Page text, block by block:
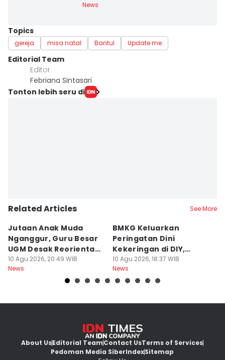
News
Topics
gereja misa natal Bantul Update me
Editorial Team
Editor
Febriana Sintasari
Tonton lebih seru di
Related Articles See More
Jutaan Anak Muda
Nganggur, Guru Besar
UGM Desak Reorientasi
Pendidikan
10 Agu 2026, 20:49 WIB
News
BMKG Keluarkan
Peringatan Dini
Kekeringan di DIY,
Kategori Awas
10 Agu 2026, 18:37 WIB
News
About UsEditorial TeamContact UsTerms of Services
Pedoman Media SiberIndexSitemap